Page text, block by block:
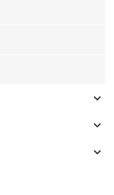
keyboard_arrow_down
keyboard_arrow_down
